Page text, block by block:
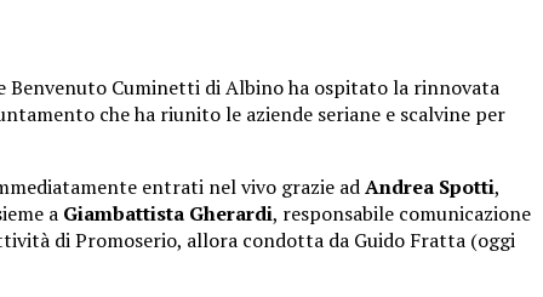
Benvenuto Cuminetti di Albino ha ospitato la rinnovata
che ha riunito le aziende seriane e scalvine per
entrati nel vivo grazie adAndrea Spotti,
a Giambattista Gherardi, responsabile comunicazione
di Promoserio, allora condotta da Guido Fratta (oggi